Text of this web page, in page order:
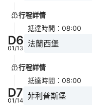
行程詳情
抵達時間 ： 08:00
D6
01/13 法蘭西堡
行程詳情
抵達時間 ： 08:00
D7
01/14 菲利普斯堡